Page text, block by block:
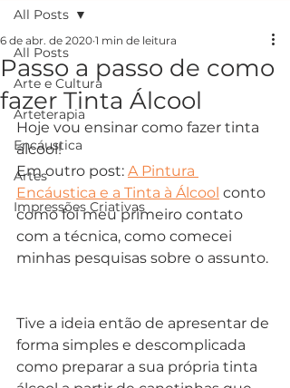
All Posts
Arte e Cultura
Arteterapia
Encáustica
Artes
Impressões Criativas
All Posts
Passo a passo de como
fazer Tinta Álcool
6 de abr. de 2020 1 min de leitura
Hoje vou ensinar como fazer tinta
álcool!
Em outro post: A Pintura
Encáustica e a Tinta à Álcool conto
como foi meu primeiro contato
com a técnica, como comecei
minhas pesquisas sobre o assunto.
Tive a ideia então de apresentar de
forma simples e descomplicada
como preparar a sua própria tinta